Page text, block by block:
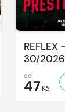
REFLEX -
30/2026
od
47 Kč